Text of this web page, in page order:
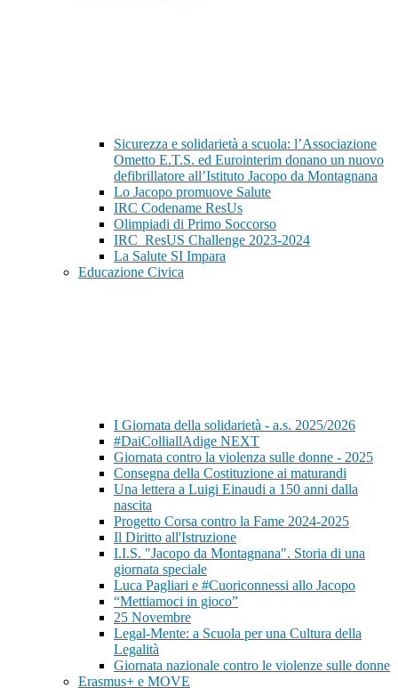
Sicurezza e solidarietà a scuola: l’Associazione
Ometto E.T.S. ed Eurointerim donano un nuovo
defibrillatore all’Istituto Jacopo da Montagnana
Lo Jacopo promuove Salute
IRC Codename ResUs
Olimpiadi di Primo Soccorso
IRC_ResUS Challenge 2023-2024
La Salute SI Impara
Educazione Civica
I Giornata della solidarietà - a.s. 2025/2026
#DaiColliallAdige NEXT
Giornata contro la violenza sulle donne - 2025
Consegna della Costituzione ai maturandi
Una lettera a Luigi Einaudi a 150 anni dalla
nascita
Progetto Corsa contro la Fame 2024-2025
Il Diritto all'Istruzione
I.I.S. "Jacopo da Montagnana". Storia di una
giornata speciale
Luca Pagliari e #Cuoriconnessi allo Jacopo
“Mettiamoci in gioco”
25 Novembre
Legal-Mente: a Scuola per una Cultura della
Legalità
Giornata nazionale contro le violenze sulle donne
Erasmus+ e MOVE